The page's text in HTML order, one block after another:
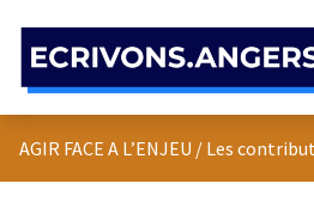
AGIR FACE A L’ENJEU / Les